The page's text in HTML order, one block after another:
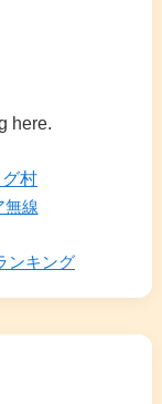
here.
村
無線
ンキング